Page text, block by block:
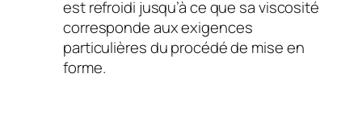
est refroidi jusqu’à ce que sa viscosité
corresponde aux exigences
particulières du procédé de mise en
forme.